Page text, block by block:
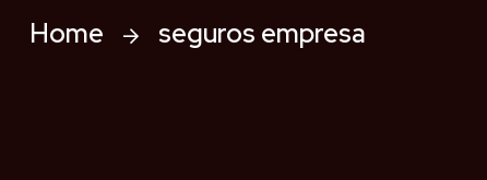
Home seguros empresa